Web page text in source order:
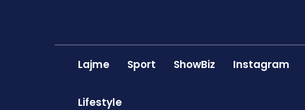
Lajme Sport ShowBiz Instagram
Lifestyle